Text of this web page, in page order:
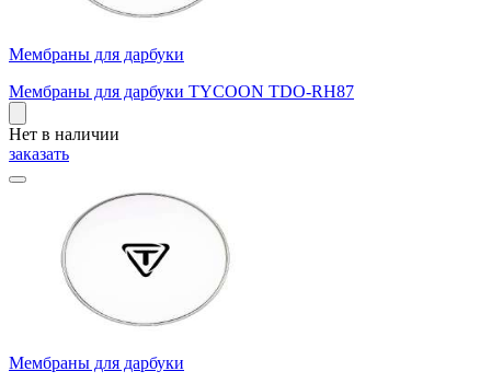
Мембраны для дарбуки
Мембраны для дарбуки TYCOON TDO-RH87
Нет в наличии
заказать
Мембраны для дарбуки